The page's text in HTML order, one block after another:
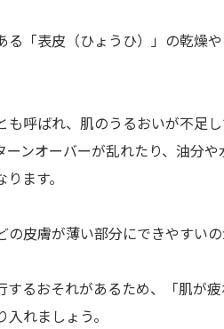
「表皮（ひょうひ）」の乾燥
も呼ばれ、肌のうるおいが不足
ンオーバーが乱れたり、油分
ます。
皮膚が薄い部分にできやすいの
るおそれがあるため、「肌が
れましょう。